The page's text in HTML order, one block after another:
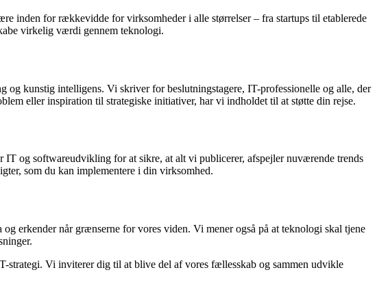
inden for rækkevidde for virksomheder i alle størrelser – fra startups til etablerede
virkelig værdi gennem teknologi.
kunstig intelligens. Vi skriver for beslutningstagere, IT-professionelle og alle, der
eller inspiration til strategiske initiativer, har vi indholdet til at støtte din rejse.
IT og softwareudvikling for at sikre, at alt vi publicerer, afspejler nuværende trends
som du kan implementere i din virksomhed.
erkender når grænserne for vores viden. Vi mener også på at teknologi skal tjene
Vi inviterer dig til at blive del af vores fællesskab og sammen udvikle